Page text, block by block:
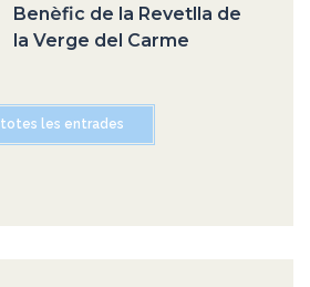
Benèfic de la Revetlla de
la Verge del Carme
totes les entrades